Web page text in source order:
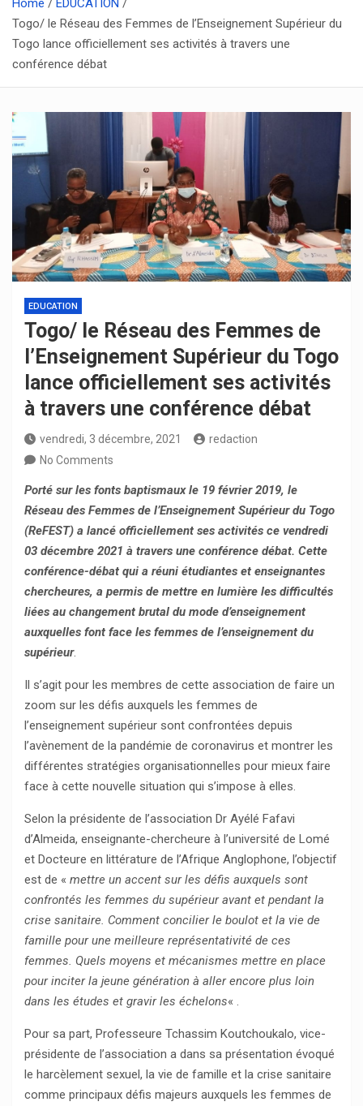
Home
EDUCATION
Togo/ le Réseau des Femmes de l’Enseignement Supérieur du
Togo lance officiellement ses activités à travers une
conférence débat
EDUCATION
Togo/ le Réseau des Femmes de
l’Enseignement Supérieur du Togo
lance officiellement ses activités
à travers une conférence débat
vendredi, 3 décembre, 2021
redaction
No Comments
Porté sur les fonts baptismaux le 19 février 2019, le
Réseau des Femmes de l’Enseignement Supérieur du Togo
(ReFEST) a lancé officiellement ses activités ce vendredi
03 décembre 2021 à travers une conférence débat. Cette
conférence-débat qui a réuni étudiantes et enseignantes
chercheures, a permis de mettre en lumière les difficultés
liées au changement brutal du mode d’enseignement
auxquelles font face les femmes de l’enseignement du
supérieur.
Il s’agit pour les membres de cette association de faire un
zoom sur les défis auxquels les femmes de
l’enseignement supérieur sont confrontées depuis
l’avènement de la pandémie de coronavirus et montrer les
différentes stratégies organisationnelles pour mieux faire
face à cette nouvelle situation qui s’impose à elles.
Selon la présidente de l’association Dr Ayélé Fafavi
d’Almeida, enseignante-chercheure à l’université de Lomé
et Docteure en littérature de l’Afrique Anglophone, l’objectif
est de « mettre un accent sur les défis auxquels sont
confrontés les femmes du supérieur avant et pendant la
crise sanitaire. Comment concilier le boulot et la vie de
famille pour une meilleure représentativité de ces
femmes. Quels moyens et mécanismes mettre en place
pour inciter la jeune génération à aller encore plus loin
dans les études et gravir les échelons« .
Pour sa part, Professeure Tchassim Koutchoukalo, vice-
présidente de l’association a dans sa présentation évoqué
le harcèlement sexuel, la vie de famille et la crise sanitaire
comme principaux défis majeurs auxquels les femmes de